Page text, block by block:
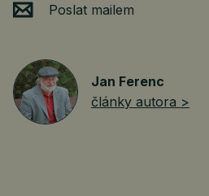
Poslat mailem
Jan Ferenc
články autora >